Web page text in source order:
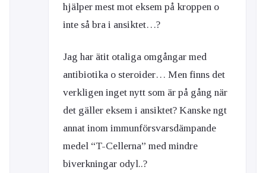
hjälper mest mot eksem på kroppen o
inte så bra i ansiktet…?
Jag har ätit otaliga omgångar med
antibiotika o steroider… Men finns det
verkligen inget nytt som är på gång när
det gäller eksem i ansiktet? Kanske ngt
annat inom immunförsvarsdämpande
medel “T-Cellerna” med mindre
biverkningar odyl..?